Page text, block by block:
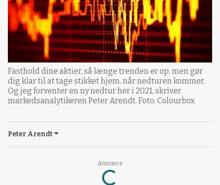
Annonce
Loading...
Fasthold dine aktier, så længe trenden er op, men gør
dig klar til at tage stikket hjem, når nedturen kommer.
Og jeg forventer en ny nedtur her i 2021, skriver
markedsanalytikeren Peter Arendt. Foto: Colourbox
Peter Arendt